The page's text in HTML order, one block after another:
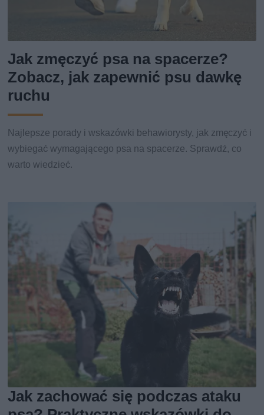
Jak zmęczyć psa na spacerze?
Zobacz, jak zapewnić psu dawkę
ruchu
Najlepsze porady i wskazówki behawiorysty, jak zmęczyć i
wybiegać wymagającego psa na spacerze. Sprawdź, co
warto wiedzieć.
Jak zachować się podczas ataku